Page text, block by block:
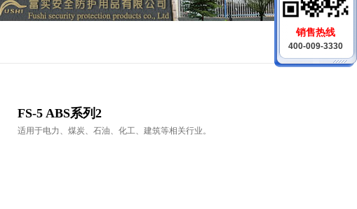
FS-5 ABS系列2
适用于电力、煤炭、石油、化工、建筑等相关行业。
销售热线
400-009-3330